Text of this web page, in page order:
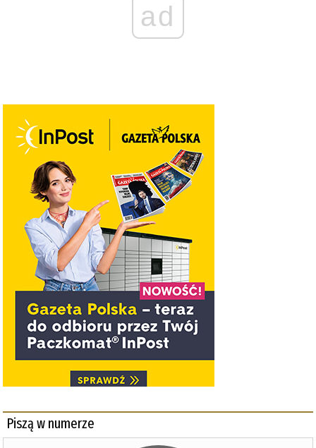
ad
Piszą w numerze